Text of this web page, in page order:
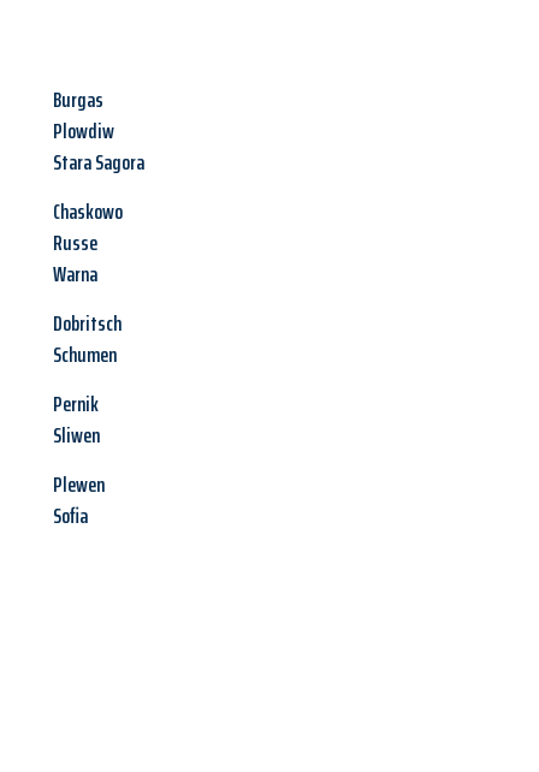
Burgas
Plowdiw
Stara Sagora
Chaskowo
Russe
Warna
Dobritsch
Schumen
Pernik
Sliwen
Plewen
Sofia